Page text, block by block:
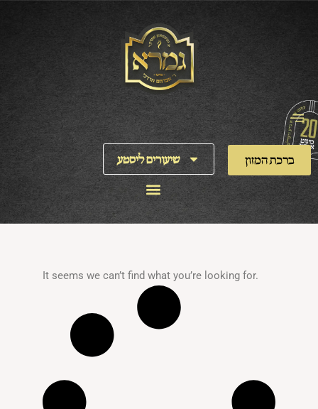
שיעורים ליסטע ברכת המזון
It seems we can’t find what you’re looking for.